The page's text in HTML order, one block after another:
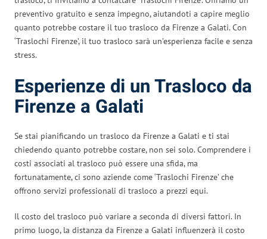
preventivo gratuito e senza impegno, aiutandoti a capire meglio
quanto potrebbe costare il tuo trasloco da Firenze a Galati. Con
‘Traslochi Firenze’, il tuo trasloco sarà un’esperienza facile e senza
stress.
Esperienze di un Trasloco da
Firenze a Galati
Se stai pianificando un trasloco da Firenze a Galati e ti stai
chiedendo quanto potrebbe costare, non sei solo. Comprendere i
costi associati al trasloco può essere una sfida, ma
fortunatamente, ci sono aziende come ‘Traslochi Firenze’ che
offrono servizi professionali di trasloco a prezzi equi.
Il costo del trasloco può variare a seconda di diversi fattori. In
primo luogo, la distanza da Firenze a Galati influenzerà il costo